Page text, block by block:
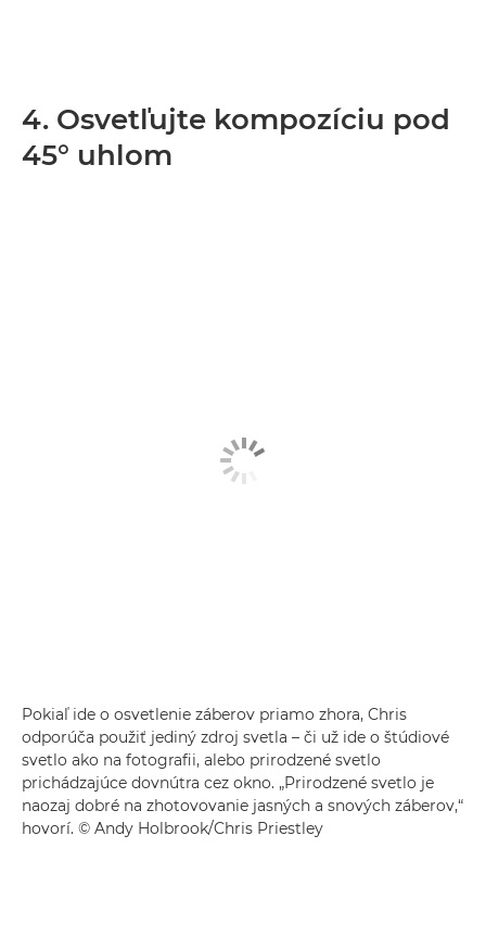
4. Osvetľujte kompozíciu pod
45° uhlom
Pokiaľ ide o osvetlenie záberov priamo zhora, Chris
odporúča použiť jediný zdroj svetla – či už ide o štúdiové
svetlo ako na fotografii, alebo prirodzené svetlo
prichádzajúce dovnútra cez okno. „Prirodzené svetlo je
naozaj dobré na zhotovovanie jasných a snových záberov,“
hovorí. © Andy Holbrook/Chris Priestley